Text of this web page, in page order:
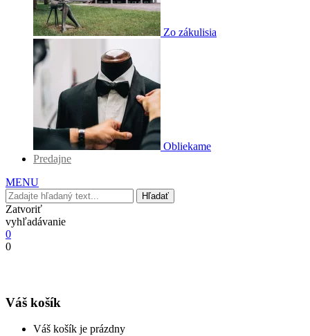
Zo zákulisia
Obliekame
Predajne
MENU
Hľadať
Zatvoriť
vyhľadávanie
0
0
Váš košík
Váš košík je prázdny